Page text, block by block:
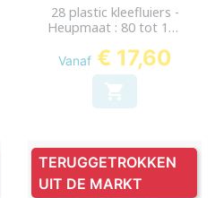
28 plastic kleefluiers -
Heupmaat : 80 tot 125
Vanaf € 17,60

TERUGGETROKKEN
UIT DE MARKT